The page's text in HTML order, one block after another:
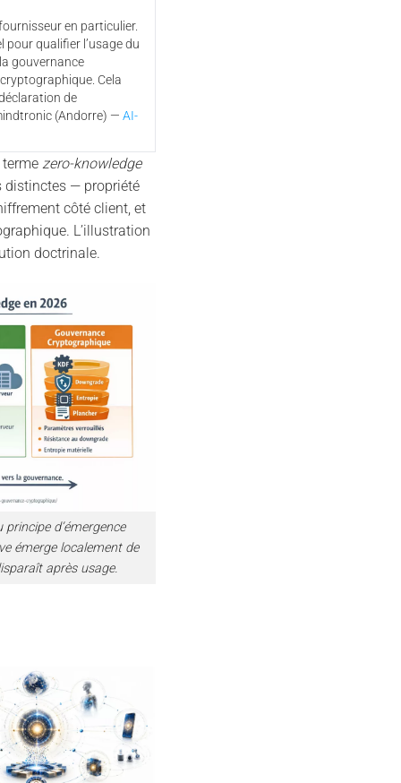
en particulier.
pour qualifier l’usage du
gouvernance
Cela
de
(Andorre) — AI-
terme zero-knowledge
distinctes — propriété
côté client, et
L’illustration
doctrinale.
d’émergence
émerge localement de
après usage.